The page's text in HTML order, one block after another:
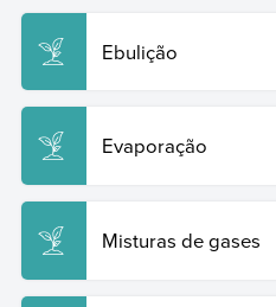
Ebulição
Evaporação
Misturas de gases